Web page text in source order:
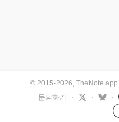
© 2015-2026, TheNote.app
문의하기
· · ·